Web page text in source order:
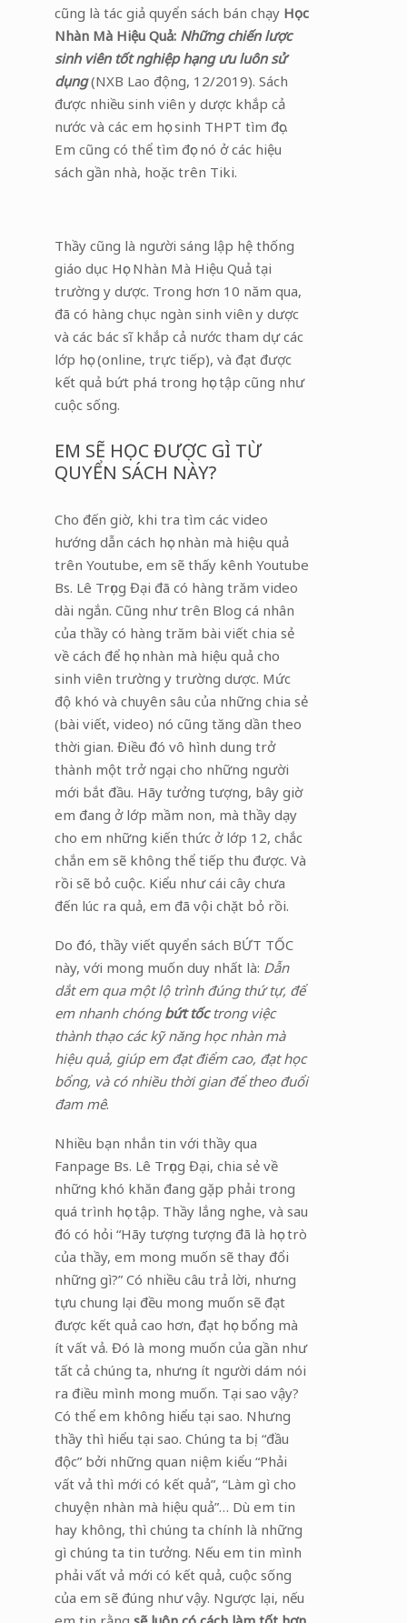
cũng là tác giả quyển sách bán chạy Học
Nhàn Mà Hiệu Quả: Những chiến lược
sinh viên tốt nghiệp hạng ưu luôn sử
dụng(NXB Lao động, 12/2019). Sách
được nhiều sinh viên y dược khắp cả
nước và các em học sinh THPT tìm đọc.
Em cũng có thể tìm đọc nó ở các hiệu
sách gần nhà, hoặc trên Tiki.
Thầy cũng là người sáng lập hệ thống
giáo dục Học Nhàn Mà Hiệu Quả tại
trường y dược. Trong hơn 10 năm qua,
đã có hàng chục ngàn sinh viên y dược
và các bác sĩ khắp cả nước tham dự các
lớp học (online, trực tiếp), và đạt được
kết quả bứt phá trong học tập cũng như
cuộc sống.
EM SẼ HỌC ĐƯỢC GÌ TỪ
QUYỂN SÁCH NÀY?
Cho đến giờ, khi tra tìm các video
hướng dẫn cách học nhàn mà hiệu quả
trên Youtube, em sẽ thấy kênh Youtube
Bs. Lê Trọng Đại đã có hàng trăm video
dài ngắn. Cũng như trên Blog cá nhân
của thầy có hàng trăm bài viết chia sẻ
về cách để học nhàn mà hiệu quả cho
sinh viên trường y trường dược. Mức
độ khó và chuyên sâu của những chia sẻ
(bài viết, video) nó cũng tăng dần theo
thời gian. Điều đó vô hình dung trở
thành một trở ngại cho những người
mới bắt đầu. Hãy tưởng tượng, bây giờ
em đang ở lớp mầm non, mà thầy dạy
cho em những kiến thức ở lớp 12, chắc
chắn em sẽ không thể tiếp thu được. Và
rồi sẽ bỏ cuộc. Kiểu như cái cây chưa
đến lúc ra quả, em đã vội chặt bỏ rồi.
Do đó, thầy viết quyển sách BỨT TỐC
này, với mong muốn duy nhất là: Dẫn
dắt em qua một lộ trình đúng thứ tự, để
em nhanh chóng bứt tốctrong việc
thành thạo các kỹ năng học nhàn mà
hiệu quả, giúp em đạt điểm cao, đạt học
bổng, và có nhiều thời gian để theo đuổi
đam mê.
Nhiều bạn nhắn tin với thầy qua
Fanpage Bs. Lê Trọng Đại, chia sẻ về
những khó khăn đang gặp phải trong
quá trình học tập. Thầy lắng nghe, và sau
đó có hỏi “Hãy tượng tượng đã là học trò
của thầy, em mong muốn sẽ thay đổi
những gì?” Có nhiều câu trả lời, nhưng
tựu chung lại đều mong muốn sẽ đạt
được kết quả cao hơn, đạt học bổng mà
ít vất vả. Đó là mong muốn của gần như
tất cả chúng ta, nhưng ít người dám nói
ra điều mình mong muốn. Tại sao vậy?
Có thể em không hiểu tại sao. Nhưng
thầy thì hiểu tại sao. Chúng ta bị “đầu
độc” bởi những quan niệm kiểu “Phải
vất vả thì mới có kết quả”, “Làm gì cho
chuyện nhàn mà hiệu quả”… Dù em tin
hay không, thì chúng ta chính là những
gì chúng ta tin tưởng. Nếu em tin mình
phải vất vả mới có kết quả, cuộc sống
của em sẽ đúng như vậy. Ngược lại, nếu